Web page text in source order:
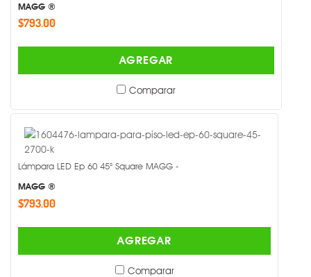
MAGG ®
$793.00
AGREGAR
Comparar
Lámpara LED Ep 60 45° Square MAGG -
MAGG ®
$793.00
AGREGAR
Comparar